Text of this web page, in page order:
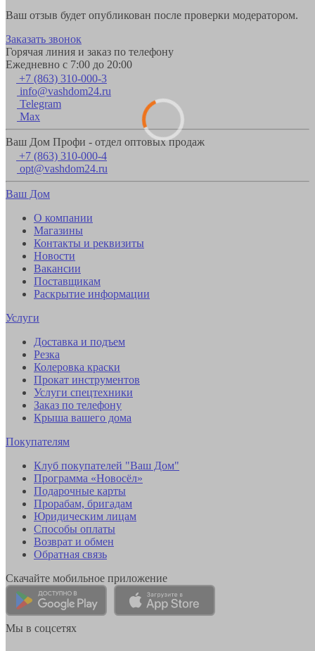
Ваш отзыв будет опубликован после проверки модератором.
Заказать звонок
Горячая линия и заказ по телефону
Ежедневно с 7:00 до 20:00
+7 (863) 310-000-3
info@vashdom24.ru
Telegram
Max
Ваш Дом Профи - отдел оптовых продаж
+7 (863) 310-000-4
opt@vashdom24.ru
Ваш Дом
О компании
Магазины
Контакты и реквизиты
Новости
Вакансии
Поставщикам
Раскрытие информации
Услуги
Доставка и подъем
Резка
Колеровка краски
Прокат инструментов
Услуги спецтехники
Заказ по телефону
Крыша вашего дома
Покупателям
Клуб покупателей "Ваш Дом"
Программа «Новосёл»
Подарочные карты
Прорабам, бригадам
Юридическим лицам
Способы оплаты
Возврат и обмен
Обратная связь
Скачайте мобильное приложение
Мы в соцсетях